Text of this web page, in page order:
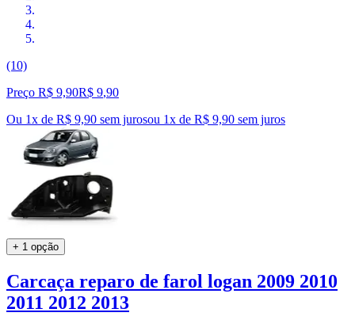
(10)
Preço R$ 9,90R$ 9,90
Ou 1x de R$ 9,90 sem jurosou 1x de R$ 9,90 sem juros
+ 1 opção
Carcaça reparo de farol logan 2009 2010
2011 2012 2013